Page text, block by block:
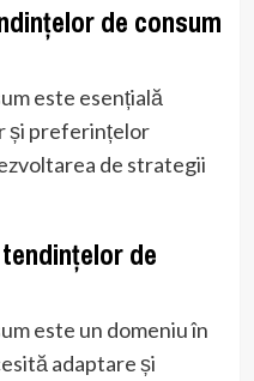
de consum
este esențială
și preferințelor
de strategii
de
este un domeniu în
adaptare și